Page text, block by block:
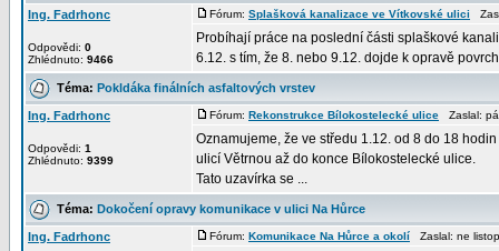
Ing. Fadrhonc
Odpovědi: 0
Zhlédnuto: 9466
Fórum: Splašková kanalizace ve Vítkovské ulici
Probíhají práce na poslední části splaškové
6.12. s tím, že 8. nebo 9.12. dojde k opravě
Téma: Pokldáka finálních asfaltových vrstev
Ing. Fadrhonc
Odpovědi: 1
Zhlédnuto: 9399
Fórum: Rekonstrukce Bílokostelecké ulice Zaslal:
Oznamujeme, že ve středu 1.12. od 8 do 18
ulicí Větrnou až do konce Bílokostelecké ulice.
Tato uzavírka se ...
Téma: Dokočení opravy komunikace v ulici Na Hůrce
Ing. Fadrhonc Fórum: Komunikace Na Hůrce a okolí Zaslal: ne